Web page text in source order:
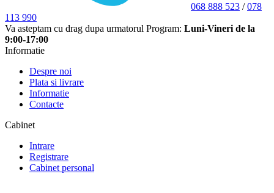
068 888 523 /078
113 990
Va asteptam cu drag dupa urmatorul Program: Luni-Vineri de la
9:00-17:00
Informatie
Despre noi
Plata si livrare
Informatie
Contacte
Cabinet
Intrare
Registrare
Cabinet personal